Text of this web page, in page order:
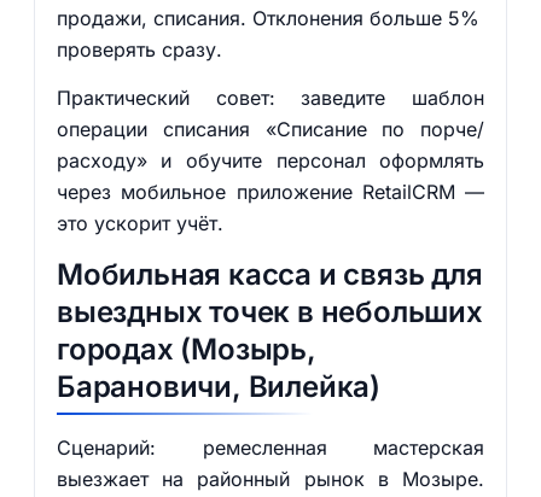
продажи, списания. Отклонения больше 5%
проверять сразу.
Практический совет: заведите шаблон
операции списания «Списание по порче/
расходу» и обучите персонал оформлять
через мобильное приложение RetailCRM —
это ускорит учёт.
Мобильная касса и связь для
выездных точек в небольших
городах (Мозырь,
Барановичи, Вилейка)
Сценарий: ремесленная мастерская
выезжает на районный рынок в Мозыре.